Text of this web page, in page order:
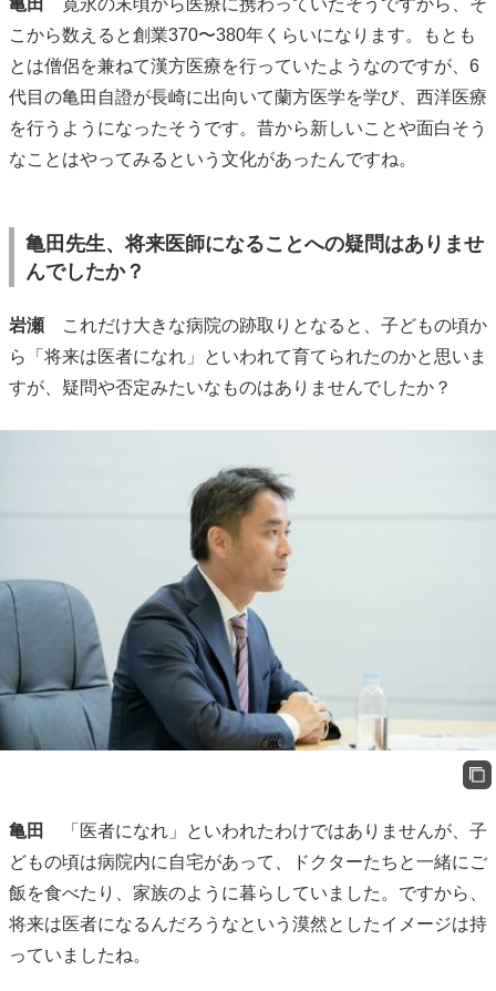
こから数えると創業370〜380年くらいになります。もとも
とは僧侶を兼ねて漢方医療を行っていたようなのですが、6
代目の亀田自證が長崎に出向いて蘭方医学を学び、西洋医療
を行うようになったそうです。昔から新しいことや面白そう
なことはやってみるという文化があったんですね。
亀田先生、将来医師になることへの疑問はありませ
んでしたか？
岩瀬 これだけ大きな病院の跡取りとなると、子どもの頃か
ら「将来は医者になれ」といわれて育てられたのかと思いま
すが、疑問や否定みたいなものはありませんでしたか？
亀田
「医者になれ」といわれたわけではありませんが、子
どもの頃は病院内に自宅があって、ドクターたちと一緒にご
飯を食べたり、家族のように暮らしていました。ですから、
将来は医者になるんだろうなという漠然としたイメージは持
っていましたね。